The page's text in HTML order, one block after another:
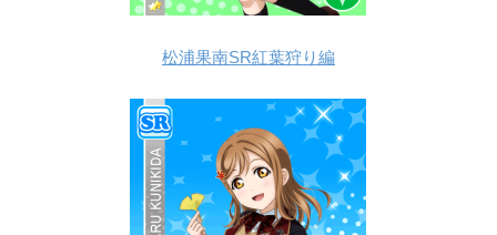
松浦果南SR紅葉狩り編